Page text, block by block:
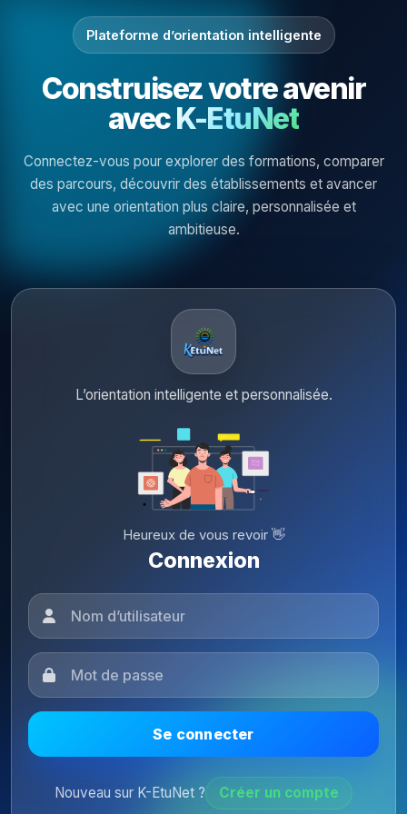
Plateforme d’orientation intelligente
Construisez votre avenir
avecK-EtuNet
Connectez-vous pour explorer des formations, comparer
des parcours, découvrir des établissements et avancer
avec une orientation plus claire, personnalisée et
ambitieuse.
L’orientation intelligente et personnalisée.
Heureux de vous revoir 👋
Connexion
Se connecter
Nouveau sur K-EtuNet ? Créer un compte